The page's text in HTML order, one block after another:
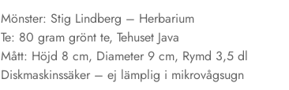
Mönster: Stig Lindberg – Herbarium
Te: 80 gram grönt te, Tehuset Java
Mått: Höjd 8 cm, Diameter 9 cm, Rymd 3,5 dl
Diskmaskinssäker – ej lämplig i mikrovågsugn